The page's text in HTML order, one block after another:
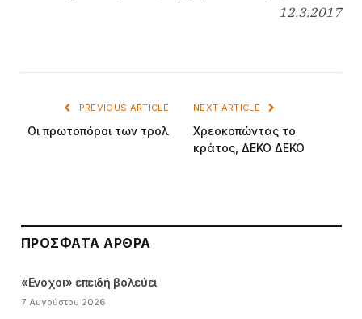
12.3.2017
PREVIOUS ARTICLE
Οι πρωτοπόροι των τρολ
NEXT ARTICLE
Χρεοκοπώντας το
κράτος, ΔΕΚΟ ΔΕΚΟ
ΠΡΌΣΦΑΤΑ ΆΡΘΡΑ
«Ενοχοι» επειδή βολεύει
7 Αυγούστου 2026